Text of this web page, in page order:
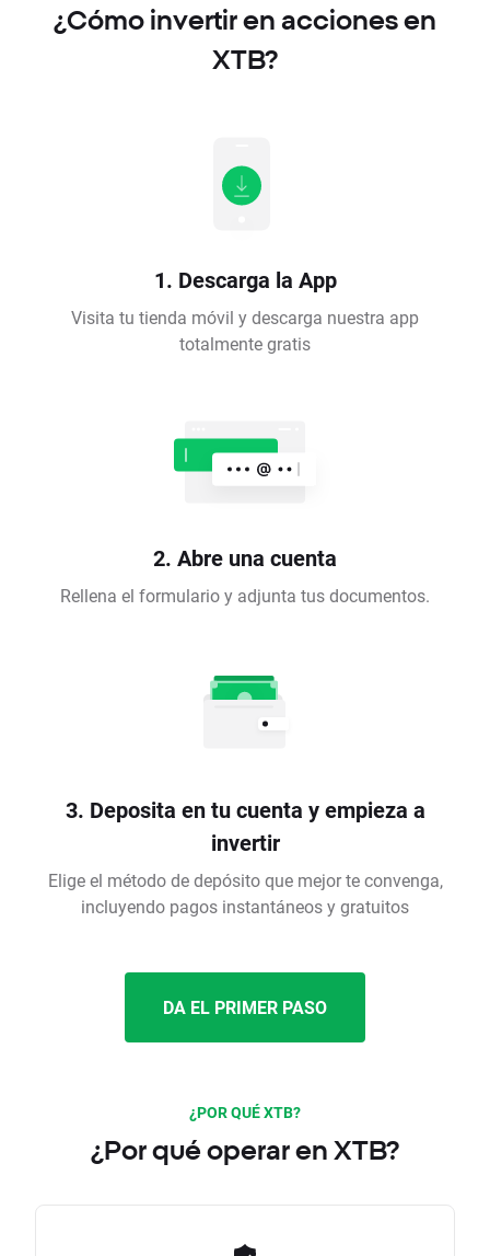
¿Cómo invertir en acciones en
XTB?
1. Descarga la App
Visita tu tienda móvil y descarga nuestra app
totalmente gratis
2. Abre una cuenta
Rellena el formulario y adjunta tus documentos.
3. Deposita en tu cuenta y empieza a
invertir
Elige el método de depósito que mejor te convenga,
incluyendo pagos instantáneos y gratuitos
DA EL PRIMER PASO
¿POR QUÉ XTB?
¿Por qué operar en XTB?